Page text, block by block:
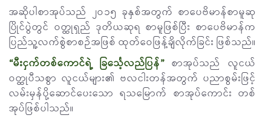
အဆိုပါစာအုပ်သည် ၂ဝ၁၅ ခုနှစ်အတွက် စာပေဗိမာန်စာမူဆု
ပြိုင်ပွဲတွင် ဝတ္ထုရှည် ဒုတိယဆုရ စာမူဖြစ်ပြီး စာပေဗိမာန်က
ပြည်သူ့လက်စွဲစာစဉ်အဖြစ် ထုတ်ဝေဖြန့်ချိလိုက်ခြင်း ဖြစ်သည်။
“မီးငှက်တစ်ကောင်ရဲ့ ခြင်္သေ့လည်ပြန်”စာအုပ်သည် လူငယ်
ဝတ္ထုပီသစွာ လူငယ်များ၏ ဗလငါးတန်အတွက် ပညာစွမ်းဖြင့်
လမ်းမှန်ပို့ဆောင်ပေး‌သော ရသမြောက် စာအုပ်ကောင်း တစ်
အုပ်ဖြစ်ပါသည်။